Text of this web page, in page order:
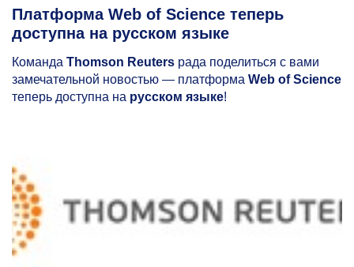
Платформа Web of Science теперь
доступна на русском языке
Команда Thomson Reuters рада поделиться с вами
замечательной новостью — платформа Web of Science
теперь доступна на русском языке!